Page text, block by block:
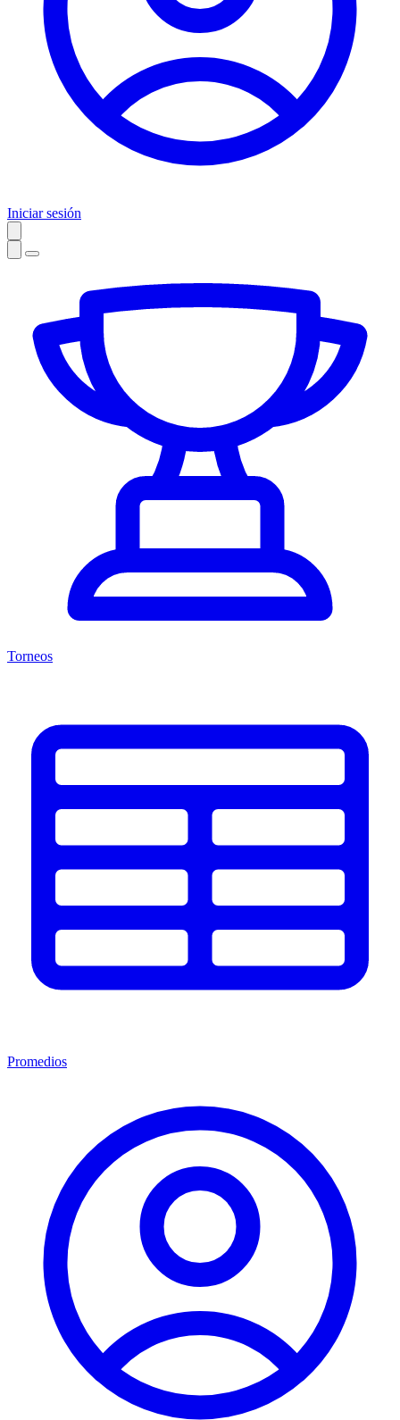
Iniciar sesión
Torneos
Promedios